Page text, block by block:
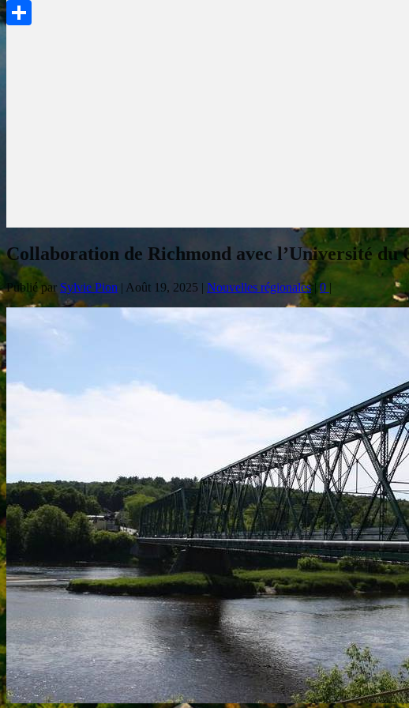
Collaboration de Richmond avec l’Université du
Publié par Sylvie Pion | Août 19, 2025 | Nouvelles régionales| 0 |
PrintFriendly